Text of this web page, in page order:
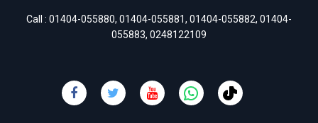
Call : 01404-055880, 01404-055881, 01404-055882, 01404-
055883, 0248122109